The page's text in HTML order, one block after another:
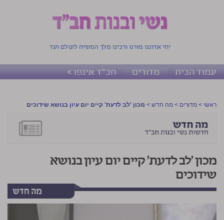
יחי אדוננו מורנו ורבינו מלך המשיח לעולם ועד
עמוד הבית מדורים חב"ד אינפו >
ראשי > מדורים > מה חדש > מכון 'לב לדעת' קיים יום עיון בנושא שידוכים
מכון 'לב לדעת' קיים יום עיון בנושא
שידוכים